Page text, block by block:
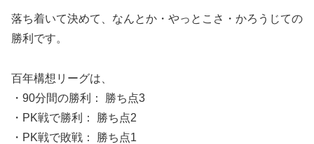
落ち着いて決めて、なんとか・やっとこさ・かろうじての
勝利です。
百年構想リーグは、
・90分間の勝利： 勝ち点3
・PK戦で勝利： 勝ち点2
・PK戦で敗戦： 勝ち点1